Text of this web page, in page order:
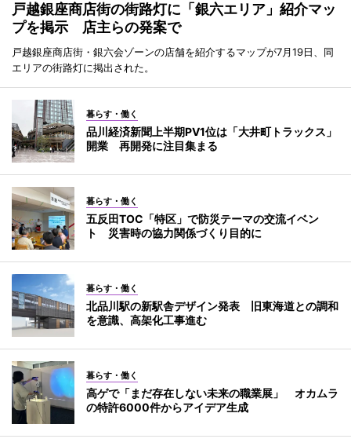
戸越銀座商店街の街路灯に「銀六エリア」紹介マッ
プを掲示 店主らの発案で
戸越銀座商店街・銀六会ゾーンの店舗を紹介するマップが7月19日、同
エリアの街路灯に掲出された。
暮らす・働く
品川経済新聞上半期PV1位は「大井町トラックス」
開業 再開発に注目集まる
暮らす・働く
五反田TOC「特区」で防災テーマの交流イベン
ト 災害時の協力関係づくり目的に
暮らす・働く
北品川駅の新駅舎デザイン発表 旧東海道との調和
を意識、高架化工事進む
暮らす・働く
高ゲで「まだ存在しない未来の職業展」 オカムラ
の特許6000件からアイデア生成